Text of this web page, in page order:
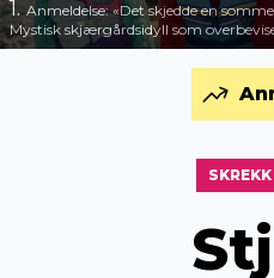
1.Anmeldelse: «Det skjedde en
Mystisk skjærgårdsidyll som
SKREKK